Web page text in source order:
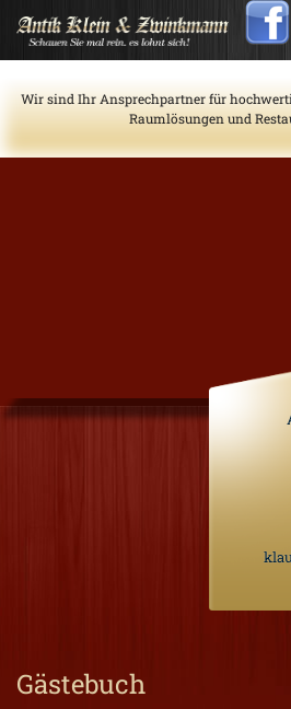
content
Wir sind Ihr Ansprechpartner für
Raumlösungen und
Gästebuch